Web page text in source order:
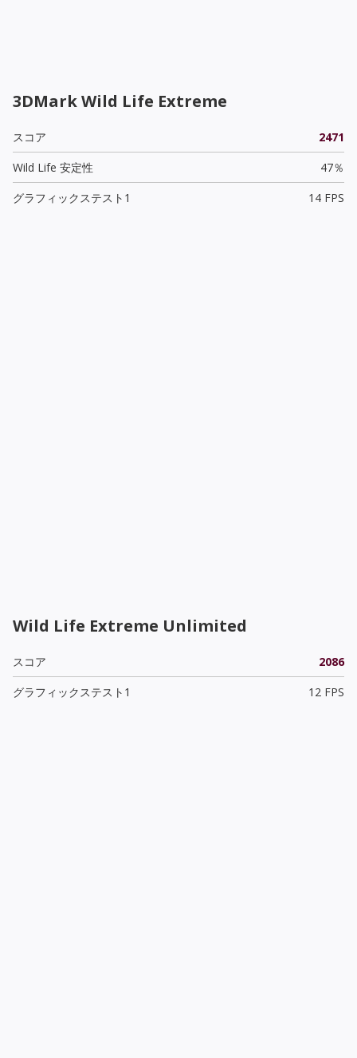
3DMark Wild Life Extreme
スコア
2471
Wild Life 安定性
47％
グラフィックステスト1
14 FPS
Wild Life Extreme Unlimited
スコア
2086
グラフィックステスト1
12 FPS